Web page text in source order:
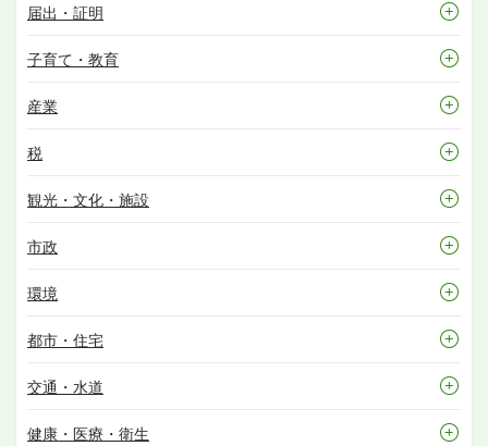
届出・証明
子育て・教育
産業
税
観光・文化・施設
市政
環境
都市・住宅
交通・水道
健康・医療・衛生